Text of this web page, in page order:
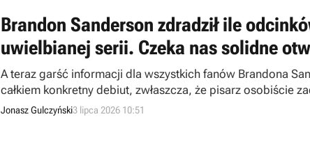
Brandon Sanderson zdradził ile
uwielbianej serii. Czeka nas solidne
A teraz garść informacji dla wszystkich fanów Brandona
całkiem konkretny debiut, zwłaszcza, że pisarz osobiście
Jonasz Gulczyński3 lipca 2026 10:51